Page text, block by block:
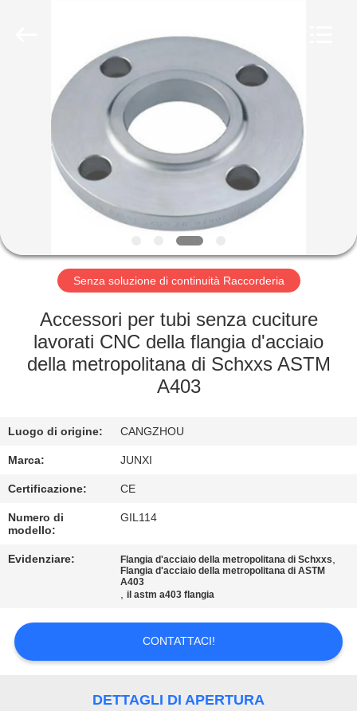
CASA
PRODOTTI
MOSTRA
CIRCA
GIRO
DELLA
CONTROLLO
DI
QUALITÀ
CONTATTICI
RICHIEDA
UNA
CITAZIONE
Senza soluzione di continuità Raccorderia
Accessori per tubi senza cuciture
lavorati CNC della flangia d'acciaio
della metropolitana di Schxxs ASTM
A403
Luogo di origine: CANGZHOU
Marca: JUNXI
Certificazione: CE
Numero di
modello:
GIL114
Evidenziare: Flangia d'acciaio della metropolitana di Schxxs,
Flangia d'acciaio della metropolitana di ASTM
A403
,il astm a403 flangia
CONTATTACI!
DETTAGLI DI APERTURA